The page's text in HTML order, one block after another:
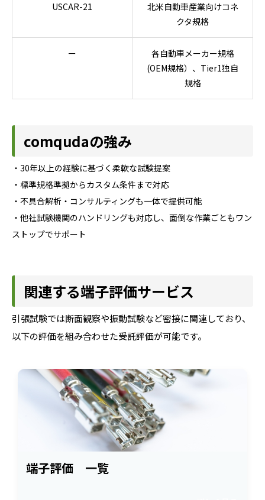
USCAR-21
北米自動車産業向けコネ
クタ規格
ー
各自動車メーカー規格
(OEM規格）、Tier1独自
規格
comqudaの強み
・30年以上の経験に基づく柔軟な試験提案
・標準規格準拠からカスタム条件まで対応
・不具合解析・コンサルティングも一体で提供可能
・他社試験機関のハンドリングも対応し、面倒な作業ごともワン
ストップでサポート
関連する端子評価サービス
引張試験では断面観察や振動試験など密接に関連しており、
以下の評価を組み合わせた受託評価が可能です。
端子評価 一覧